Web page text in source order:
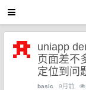
uniapp
页面差不
定位到问
basic 9月前